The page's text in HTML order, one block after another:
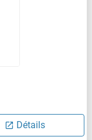
Détails